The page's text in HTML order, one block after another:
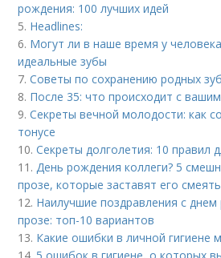
рождения: 100 лучших идей
5. Headlines:
6. Могут ли в наше время у
идеальные зубы
7.Советы по сохранению родных
8. После 35: что происходит с
9.Секреты вечной молодости: как
тонусе
10.Секреты долголетия: 10 правил
11.День рождения коллеги? 5
прозе, которые заставят его
12. Наилучшие поздравления с
прозе: топ-10 вариантов
13. Какие ошибки в личной гигиене